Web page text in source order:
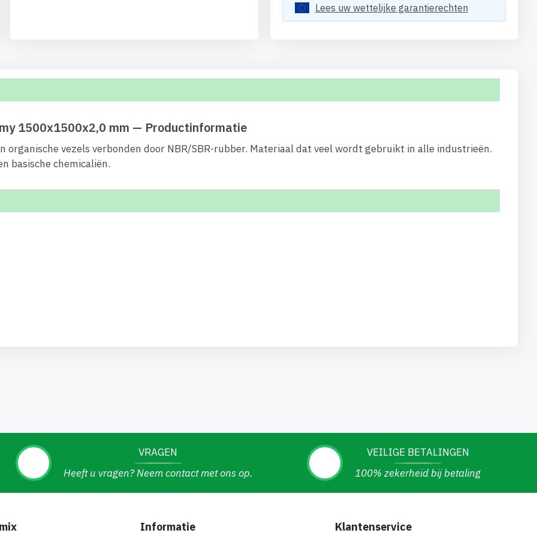
Lees uw wettelijke garantierechten
1500x1500x2,0 mm — Productinformatie
organische vezels verbonden door NBR/SBR-rubber. Materiaal dat veel wordt gebruikt in alle industrieën.
basische chemicaliën.
VRAGEN
Heeft u vragen? Neem contact met ons op.
VEILIGE BETALINGEN
100% zekerheid bij betaling
Informatie Klantenservice